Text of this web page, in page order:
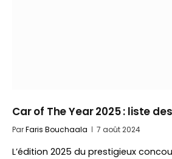
Car of The Year 2025 : liste
ParFaris Bouchaala 7 août 2024
L’édition 2025 du prestigieux